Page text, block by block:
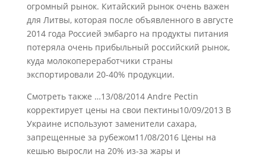
огромный рынок. Китайский рынок очень важен
для Литвы, которая после объявленного в августе
2014 года Россией эмбарго на продукты питания
потеряла очень прибыльный российский рынок,
куда молокопереработчики страны
экспортировали 20-40% продукции.
Смотреть также …13/08/2014 Andre Pectin
корректирует цены на свои пектины10/09/2013 В
Украине используют заменители сахара,
запрещенные за рубежом11/08/2016 Цены на
кешью выросли на 20% из-за жары и